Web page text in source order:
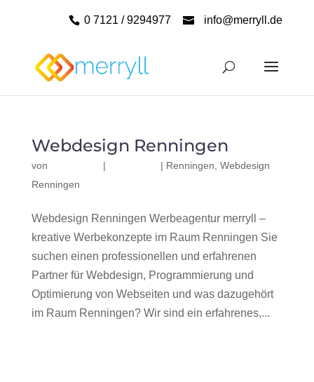
0 7121 / 9294977 info@merryll.de
Webdesign Renningen
von | | Renningen Webdesign
Renningen
Webdesign Renningen Werbeagentur merryll –
kreative Werbekonzepte im Raum Renningen Sie
suchen einen professionellen und erfahrenen
Partner für Webdesign, Programmierung und
Optimierung von Webseiten und was dazugehört
im Raum Renningen? Wir sind ein erfahrenes,...